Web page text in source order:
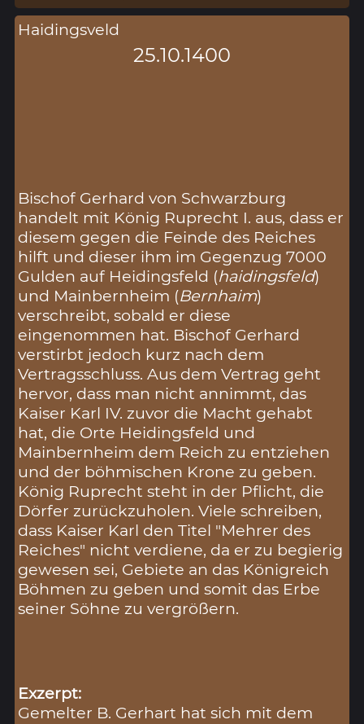
Haidingsveld
25.10.1400
Bischof Gerhard von Schwarzburg
handelt mit König Ruprecht I. aus, dass er
diesem gegen die Feinde des Reiches
hilft und dieser ihm im Gegenzug 7000
Gulden auf Heidingsfeld (haidingsfeld)
und Mainbernheim (Bernhaim)
verschreibt, sobald er diese
eingenommen hat. Bischof Gerhard
verstirbt jedoch kurz nach dem
Vertragsschluss. Aus dem Vertrag geht
hervor, dass man nicht annimmt, das
Kaiser Karl IV. zuvor die Macht gehabt
hat, die Orte Heidingsfeld und
Mainbernheim dem Reich zu entziehen
und der böhmischen Krone zu geben.
König Ruprecht steht in der Pflicht, die
Dörfer zurückzuholen. Viele schreiben,
dass Kaiser Karl den Titel "Mehrer des
Reiches" nicht verdiene, da er zu begierig
gewesen sei, Gebiete an das Königreich
Böhmen zu geben und somit das Erbe
seiner Söhne zu vergrößern.
Exzerpt:
Gemelter B. Gerhart hat sich mit dem